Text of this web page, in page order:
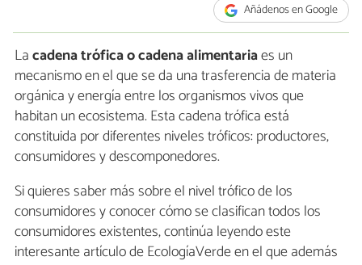
Añádenos en Google
Lacadena trófica o cadena alimentariaes un
mecanismo en el que se da una trasferencia de materia
orgánica y energía entre los organismos vivos que
habitan un ecosistema. Esta cadena trófica está
constituida por diferentes niveles tróficos: productores,
consumidores y descomponedores.
Si quieres saber más sobre el nivel trófico de los
consumidores y conocer cómo se clasifican todos los
consumidores existentes, continúa leyendo este
interesante artículo de EcologíaVerde en el que además